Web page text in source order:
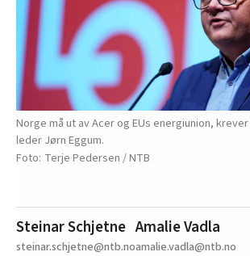
Norge må ut av Acer og EUs energiunion,
leder Jørn Eggum.
Terje Pedersen / NTB
Steinar Schjetne
steinar.schjetne@ntb.no
Amalie Vadla
amalie.vadla@ntb.no